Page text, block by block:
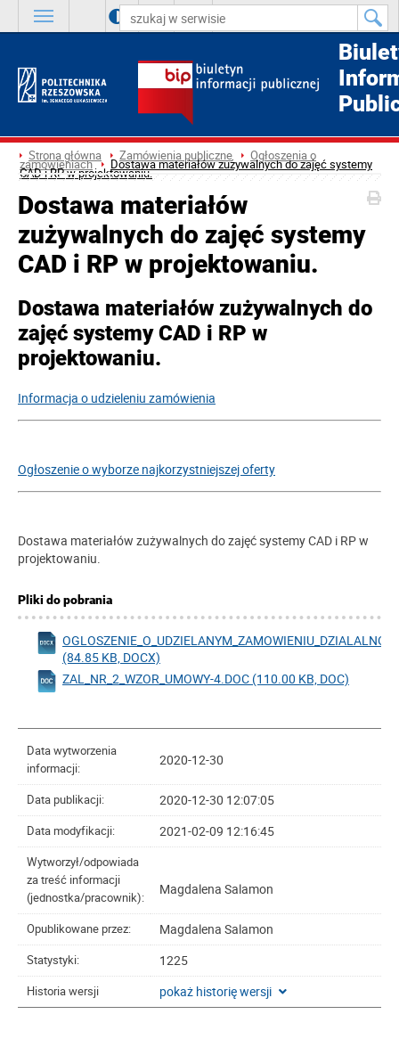
A A A
Strona główna Zamówienia publiczne Ogłoszenia o
zamówieniach Dostawa materiałów zużywalnych do zajęć systemy
CAD i RP w projektowaniu.
Dostawa materiałów
zużywalnych do zajęć systemy
CAD i RP w projektowaniu.
Dostawa materiałów zużywalnych do
zajęć systemy CAD i RP w
projektowaniu.
Informacja o udzieleniu zamówienia
Ogłoszenie o wyborze najkorzystniejszej oferty
Dostawa materiałów zużywalnych do zajęć systemy CAD i RP w
projektowaniu.
Pliki do pobrania
(84.85 KB, DOCX)
ZAL_NR_2_WZOR_UMOWY-4.DOC (110.00 KB, DOC)
Data wytworzenia
informacji:
2020-12-30
Data publikacji: 2020-12-30 12:07:05
Data modyfikacji: 2021-02-09 12:16:45
Wytworzył/odpowiada
za treść informacji
(jednostka/pracownik):
Magdalena Salamon
Opublikowane przez: Magdalena Salamon
Statystyki: 1225
Historia wersji pokaż historię wersji